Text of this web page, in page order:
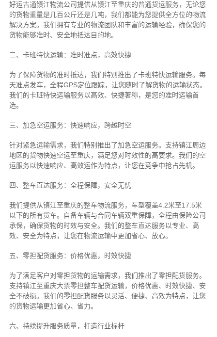
好运吉通镇江物流公司提供从镇江至重庆的普通货运服务，无论您
的货物重量是几百公斤还是几吨，我们都能为您提供全方位的物流
解决方案。我们拥有专业的物流团队和丰富的运输经验，确保您的
货物能够准时、安全地抵达目的地。
二、卡班特快运输：准时准点，高效快捷
为了保障货物的准时抵达，我们特别推出了卡班特快运输服务。每
天准点发车，全程GPS定位跟踪，让您随时了解货物的运输状态。
我们的卡班特快运输服务以高效、快捷著称，是您的准时运输首
选。
三、加急空运服务：快速响应，跨越时空
针对紧急运输需求，我们特别推出了加急空运服务。支持镇江周边
地区的货物快速空运至重庆，满足您对时效性的高要求。我们的空
运服务以快速响应、高效运作为特点，让您在竞争中抢占先机。
四、整车直达服务：全程保障，安全无忧
我们提供从镇江至重庆的整车物流服务，车型覆盖4.2米至17.5米
以下的所有货车。自备车辆与合同车辆双重保障，全程由保险公司
承保，确保货物的时效与安全。我们的整车直达服务以专业、高
效、安全为特点，让您在物流运输中更加省心、放心。
五、零担配货服务：价格优惠，时效快捷
为了满足客户对零担货物的运输需求，我们推出了零担配货服务。
支持镇江至重庆大票零担整车配货运输，价格优惠、时效快捷、安
全不破损。我们的零担配货服务以灵活、便捷、高效为特点，让您
的货物运输更加省心、省力。
六、持续提升服务质量，打造行业标杆